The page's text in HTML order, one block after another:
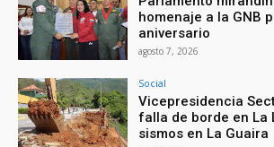
homenaje a la GNB
aniversario
agosto 7, 2026
Social
Vicepresidencia
falla de borde en La
sismos en La Guaira